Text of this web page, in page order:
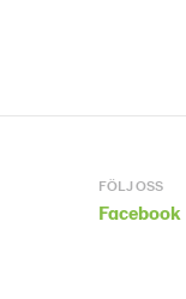
FÖLJ OSS
Facebook